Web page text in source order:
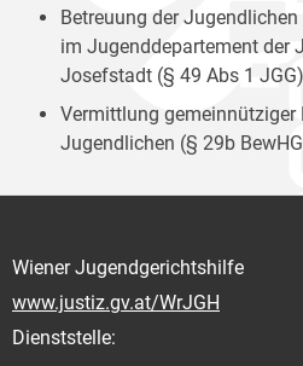
Betreuung der
im Jugenddepartement der
Josefstadt (§ 49 Abs 1
Vermittlung gemeinnütziger
Jugendlichen (§ 29b
Wiener Jugendgerichtshilfe
www.justiz.gv.at/WrJGH
Dienststelle: